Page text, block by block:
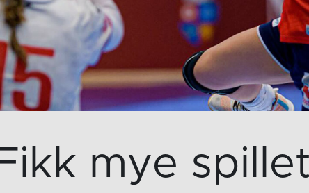
Fikk mye